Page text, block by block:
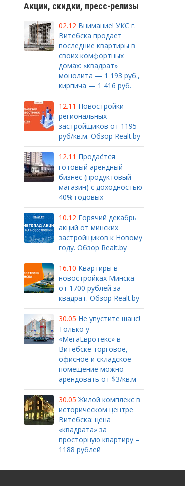
Акции, скидки, пресс-релизы
02.12 Внимание! УКС г.
Витебска продает
последние квартиры в
своих комфортных
домах: «квадрат»
монолита — 1 193 руб.,
кирпича — 1 416 руб.
12.11 Новостройки
региональных
застройщиков от 1195
руб/кв.м. Обзор Realt.by
12.11 Продаётся
готовый арендный
бизнес (продуктовый
магазин) с доходностью
40% годовых
10.12 Горячий декабрь
акций от минских
застройщиков к Новому
году. Обзор Realt.by
16.10 Квартиры в
новостройках Минска
от 1700 рублей за
квадрат. Обзор Realt.by
30.05 Не упустите шанс!
Только у
«МегаЕвротекс» в
Витебске торговое,
офисное и складское
помещение можно
арендовать от $3/кв.м
30.05 Жилой комплекс в
историческом центре
Витебска: цена
«квадрата» за
просторную квартиру –
1188 рублей